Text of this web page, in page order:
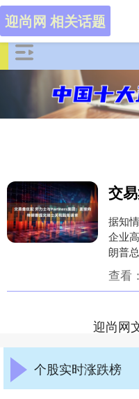
迎尚网 相关话题
据知
企业
朗普
的关
团（....
查看：
迎尚网
个股实时涨跌榜